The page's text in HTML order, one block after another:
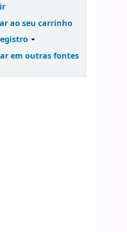
ao seu carrinho
em outras fontes